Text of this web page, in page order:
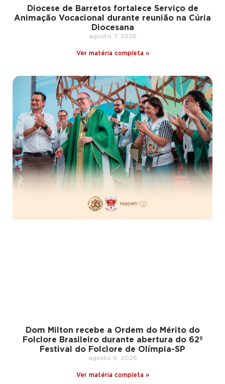
Diocese de Barretos fortalece Serviço de
Animação Vocacional durante reunião na Cúria
Diocesana
agosto 7, 2026
Ver matéria completa »
Dom Milton recebe a Ordem do Mérito do
Folclore Brasileiro durante abertura do 62º
Festival do Folclore de Olímpia-SP
agosto 6, 2026
Ver matéria completa »